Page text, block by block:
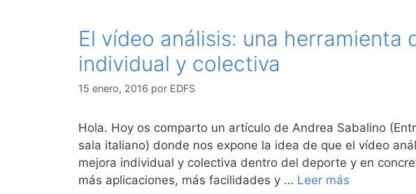
El vídeo análisis: una herramienta
individual y colectiva
15 enero, 2016 por EDFS
Hola. Hoy os comparto un artículo de Andrea Sabalino
sala italiano) donde nos expone la idea de que el vídeo
mejora individual y colectiva dentro del deporte y en
más aplicaciones, más facilidades y … Leer más